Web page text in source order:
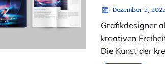
Dezember 5,
Grafikdesigner
kreativen
Die Kunst der